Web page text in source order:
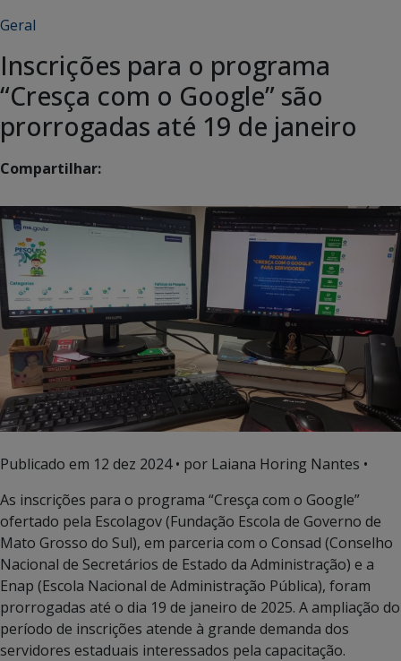
Geral
Inscrições para o programa
“Cresça com o Google” são
prorrogadas até 19 de janeiro
Compartilhar:
Publicado em 12 dez 2024• por Laiana Horing Nantes •
As inscrições para o programa “Cresça com o Google”
ofertado pela Escolagov (Fundação Escola de Governo de
Mato Grosso do Sul), em parceria com o Consad (Conselho
Nacional de Secretários de Estado da Administração) e a
Enap (Escola Nacional de Administração Pública), foram
prorrogadas até o dia 19 de janeiro de 2025. A ampliação do
período de inscrições atende à grande demanda dos
servidores estaduais interessados pela capacitação.